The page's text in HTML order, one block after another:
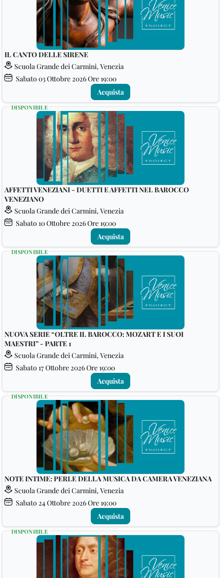
IL CANTO DELLE SIRENE
Scuola Grande dei Carmini, Venezia
Sabato 03Ottobre 2026Ore 19:00
Acquista
AFFETTI VENEZIANI - DUETTI E AFFETTI NEL BAROCCO
VENEZIANO
Scuola Grande dei Carmini, Venezia
Sabato 10Ottobre 2026Ore 19:00
DISPONIBILE
Acquista
NUOVA SERIE “OLTRE IL BAROCCO: MOZART E I SUOI
MAESTRI” - PARTE 1
Scuola Grande dei Carmini, Venezia
Sabato 17Ottobre 2026Ore 19:00
DISPONIBILE
Acquista
NOTE INTIME: PERLE DELLA MUSICA DA CAMERA VENEZIANA
Scuola Grande dei Carmini, Venezia
Sabato 24Ottobre 2026Ore 19:00
DISPONIBILE
Acquista
DISPONIBILE